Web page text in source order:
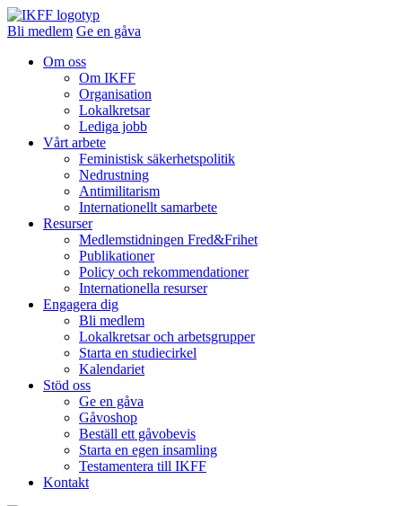
Bli medlem Ge en gåva
Om oss
Om IKFF
Organisation
Lokalkretsar
Lediga jobb
Vårt arbete
Feministisk säkerhetspolitik
Nedrustning
Antimilitarism
Internationellt samarbete
Resurser
Medlemstidningen Fred&Frihet
Publikationer
Policy och rekommendationer
Internationella resurser
Engagera dig
Bli medlem
Lokalkretsar och arbetsgrupper
Starta en studiecirkel
Kalendariet
Stöd oss
Ge en gåva
Gåvoshop
Beställ ett gåvobevis
Starta en egen insamling
Testamentera till IKFF
Kontakt